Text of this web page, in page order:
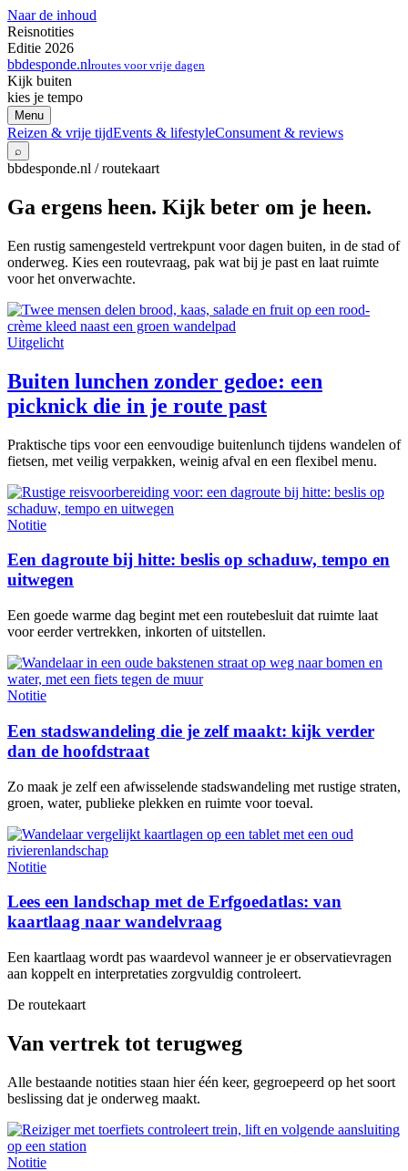
Naar de inhoud
Reisnotities
Editie 2026
bbdesponde.nlroutes voor vrije dagen
Kijk buiten
kies je tempo
Menu
Reizen & vrije tijdEvents & lifestyleConsument & reviews
⌕
bbdesponde.nl / routekaart
Ga ergens heen. Kijk beter om je heen.
Een rustig samengesteld vertrekpunt voor dagen buiten, in de stad of
onderweg. Kies een routevraag, pak wat bij je past en laat ruimte
voor het onverwachte.
Uitgelicht
Buiten lunchen zonder gedoe: een
picknick die in je route past
Praktische tips voor een eenvoudige buitenlunch tijdens wandelen of
fietsen, met veilig verpakken, weinig afval en een flexibel menu.
Notitie
Een dagroute bij hitte: beslis op schaduw, tempo en
uitwegen
Een goede warme dag begint met een routebesluit dat ruimte laat
voor eerder vertrekken, inkorten of uitstellen.
Notitie
Een stadswandeling die je zelf maakt: kijk verder
dan de hoofdstraat
Zo maak je zelf een afwisselende stadswandeling met rustige straten,
groen, water, publieke plekken en ruimte voor toeval.
Notitie
Lees een landschap met de Erfgoedatlas: van
kaartlaag naar wandelvraag
Een kaartlaag wordt pas waardevol wanneer je er observatievragen
aan koppelt en interpretaties zorgvuldig controleert.
De routekaart
Van vertrek tot terugweg
Alle bestaande notities staan hier één keer, gegroepeerd op het soort
beslissing dat je onderweg maakt.
Notitie